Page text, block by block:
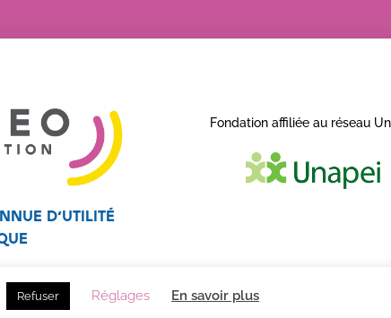
d’utilité
Fondation affiliée au réseau
légales |Linov©
Refuser Réglages En savoir plus